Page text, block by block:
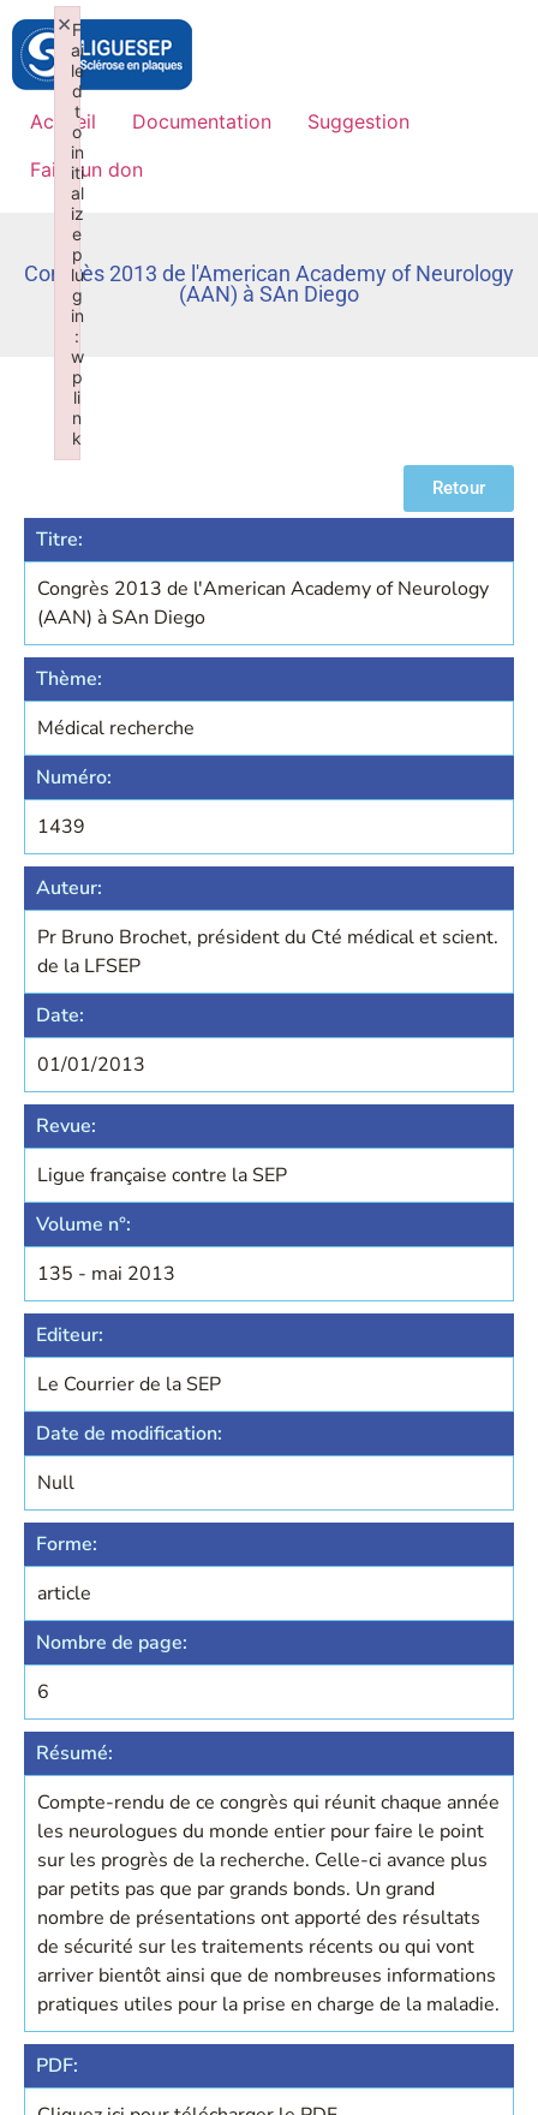
Accueil Documentation
Suggestion
Faire un don
Congrès 2013 de l'American Academy of Neurology
(AAN) à SAn Diego
Retour
Titre:
Congrès 2013 de l'American Academy of Neurology
(AAN) à SAn Diego
Thème:
Médical recherche
Numéro:
1439
Auteur:
Pr Bruno Brochet, président du Cté médical et scient.
de la LFSEP
Date:
01/01/2013
Revue:
Ligue française contre la SEP
Volume n°:
135 - mai 2013
Editeur:
Le Courrier de la SEP
Date de modification:
Null
Forme:
article
Nombre de page:
6
Résumé:
Compte-rendu de ce congrès qui réunit chaque année
les neurologues du monde entier pour faire le point
sur les progrès de la recherche. Celle-ci avance plus
par petits pas que par grands bonds. Un grand
nombre de présentations ont apporté des résultats
de sécurité sur les traitements récents ou qui vont
arriver bientôt ainsi que de nombreuses informations
pratiques utiles pour la prise en charge de la maladie.
PDF:
F
ai
le
d
t
o
in
iti
al
iz
e
p
lu
g
in
:
w
p
li
n
k
×
Failed to initialize plugin: wplink